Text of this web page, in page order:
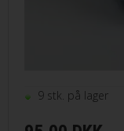
9 stk. på lager